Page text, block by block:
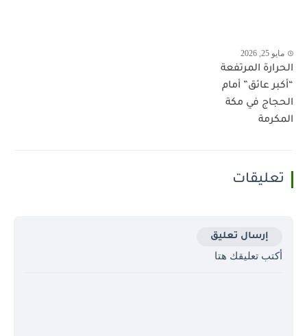
مايو 25, 2026
الحرارة المرتفعة
“أكبر عائق” أمام
الحجاج في مكة
المكرمة
تعليقات
إرسال تعليق
أكتب تعليقك هتا